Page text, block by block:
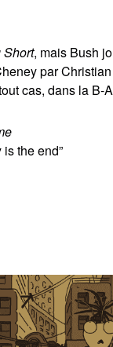
Short, mais Bush
par
cas, dans la B-
the end”